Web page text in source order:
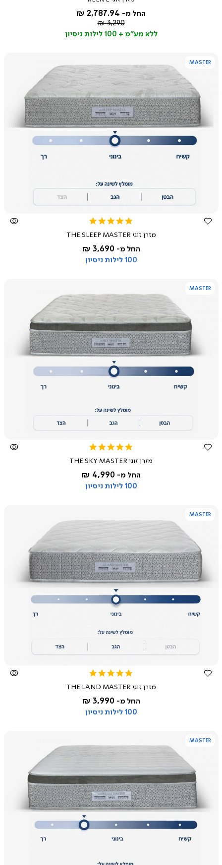
החל מ- 2,787.94 ₪
מחיר
רגיל
3,290 ₪
ללא מע"מ + 100 לילות ניסיון
MASTER
צפייה
מהירה
rating
מזרן זוגי THE SLEEP MASTER
החל מ- 3,690 ₪
100 לילות ניסיון
MASTER
צפייה
מהירה
rating
מזרן זוגי THE SKY MASTER
החל מ- 4,990 ₪
100 לילות ניסיון
MASTER
צפייה
מהירה
rating
מזרן זוגי THE LAND MASTER
החל מ- 3,990 ₪
100 לילות ניסיון
MASTER
צפייה